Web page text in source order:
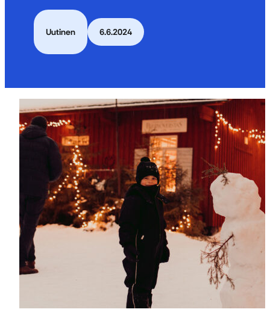
Uutinen 6.6.2024